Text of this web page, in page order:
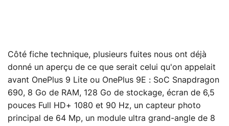
Côté fiche technique, plusieurs fuites nous ont déjà
donné un aperçu de ce que serait celui qu'on appelait
avant OnePlus 9 Lite ou OnePlus 9E : SoC Snapdragon
690, 8 Go de RAM, 128 Go de stockage, écran de 6,5
pouces Full HD+ 1080 et 90 Hz, un capteur photo
principal de 64 Mp, un module ultra grand-angle de 8